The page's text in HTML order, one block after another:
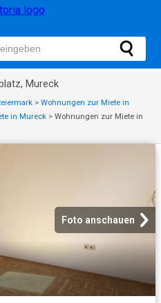
Mureck
> Wohnungen zur Miete in
in Mureck > Wohnungen zur Miete in
Foto anschauen